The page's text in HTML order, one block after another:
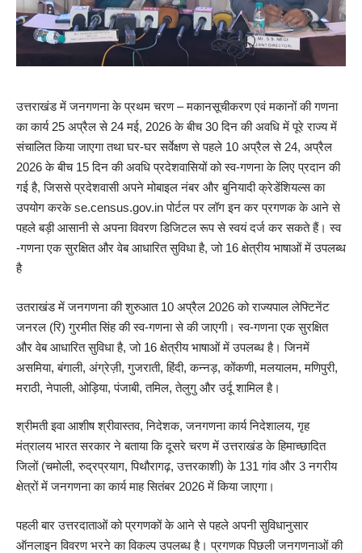
उत्तराखंड में जनगणना के प्रथम चरण – मकानसूचीकरण एवं मकानों की गणना
का कार्य 25 अप्रैल से 24 मई, 2026 के बीच 30 दिन की अवधि में पूरे राज्य में
संचालित किया जाएगा तथा घर-घर सर्वेक्षण से पहले 10 अप्रैल से 24, अप्रैल
2026 के बीच 15 दिन की अवधि प्रदेशवासियों को स्व-गणना के लिए प्रदान की
गई है, जिससे प्रदेशवासी अपने मोबाइल नंबर और बुनियादी क्रेडेंशियल्स का
उपयोग करके se.census.gov.in पोर्टल पर लॉग इन कर प्रगणक के आने से
पहले बड़ी आसानी से अपना विवरण डिजिटल रूप से स्वयं दर्ज कर सकते हैं। स्व
-गणना एक सुरक्षित और वेब आधारित सुविधा है, जो 16 क्षेत्रीय भाषाओं में उपलब्ध
है
उतराखंड में जनगणना की शुरुआत 10 अप्रैल 2026 को राज्यपाल लेफ्टिनेंट
जनरल (रि) गुरमीत सिंह की स्व-गणना से की जाएगी। स्व-गणना एक सुरक्षित
और वेब आधारित सुविधा है, जो 16 क्षेत्रीय भाषाओं में उपलब्ध है। जिनमें
असमिया, बंगाली, अंग्रेज़ी, गुजराती, हिंदी, कन्नड़, कोंकणी, मलयालम, मणिपुरी,
मराठी, नेपाली, ओड़िया, पंजाबी, तमिल, तेलुगु और उर्दू शामिल है।
श्रीमती इवा आशीष श्रीवास्तव, निदेशक, जनगणना कार्य निदेशालय, गृह
मंत्रालय भारत सरकार ने बताया कि दूसरे चरण में उत्तराखंड के हिमाच्छादित
जिलों (चमोली, रुद्रप्रयाग, पिथौरागढ़, उत्तरकाशी) के 131 गांव और 3 नगरीय
क्षेत्रों में जनगणना का कार्य माह सितंबर 2026 में किया जाएगा।
पहली बार उत्तरदाताओं को प्रगणकों के आने से पहले अपनी सुविधानुसार
ऑनलाइन विवरण भरने का विकल्प उपलब्ध है। प्रगणक पिछली जनगणनाओं की